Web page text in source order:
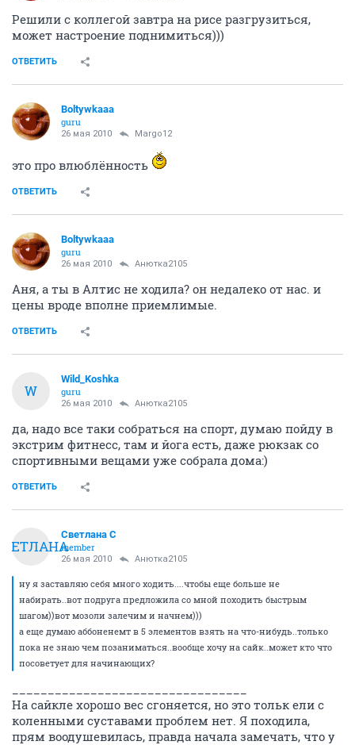
Решили с коллегой завтра на рисе разгрузиться,
может настроение поднимиться)))
ОТВЕТИТЬ
Boltywkaaa
guru
26 мая 2010 Margo12
это про влюблённость
ОТВЕТИТЬ
Boltywkaaa
guru
26 мая 2010 Анютка2105
Аня, а ты в Алтис не ходила? он недалеко от нас. и
цены вроде вполне приемлимые.
ОТВЕТИТЬ
W
Wild_Koshka
guru
26 мая 2010 Анютка2105
да, надо все таки собраться на спорт, думаю пойду в
экстрим фитнесс, там и йога есть, даже рюкзак со
спортивными вещами уже собрала дома:)
ОТВЕТИТЬ
Светлана С
member
26 мая 2010 Анютка2105
ну я заставляю себя много ходить....чтобы еще больше не
набирать..вот подруга предложила со мной походить быстрым
шагом))вот мозоли залечим и начнем)))
а еще думаю аббоненемт в 5 элементов взять на что-нибудь..только
пока не знаю чем позаниматься..вообще хочу на сайк..может кто что
посоветует для начинающих?
На сайкле хорошо вес сгоняется, но это тольк ели с
коленными суставами проблем нет. Я походила,
прям воодушевилась, правда начала замечать, что у